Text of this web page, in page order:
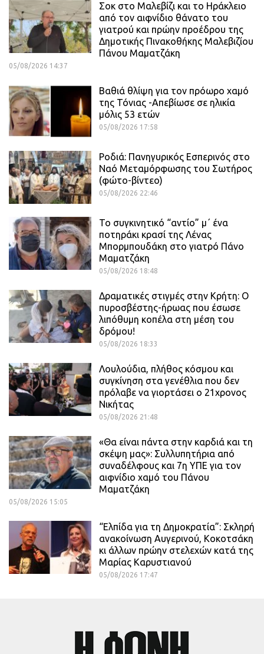
Σοκ στο Μαλεβίζι και το Ηράκλειο
από τον αιφνίδιο θάνατο του
γιατρού και πρώην προέδρου της
Δημοτικής Πινακοθήκης Μαλεβιζίου
Πάνου Μαματζάκη
05/08/2026 14:37
Βαθιά θλίψη για τον πρόωρο χαμό
της Τόνιας -Απεβίωσε σε ηλικία
μόλις 53 ετών
05/08/2026 17:58
Ροδιά: Πανηγυρικός Εσπερινός στο
Ναό Μεταμόρφωσης του Σωτήρος
(φώτο-βίντεο)
05/08/2026 22:46
Το συγκινητικό “αντίο” μ΄ ένα
ποτηράκι κρασί της Λένας
Μπορμπουδάκη στο γιατρό Πάνο
Μαματζάκη
05/08/2026 18:48
Δραματικές στιγμές στην Κρήτη: Ο
πυροσβέστης-ήρωας που έσωσε
λιπόθυμη κοπέλα στη μέση του
δρόμου!
05/08/2026 18:33
Λουλούδια, πλήθος κόσμου και
συγκίνηση στα γενέθλια που δεν
πρόλαβε να γιορτάσει ο 21χρονος
Νικήτας
05/08/2026 21:48
«Θα είναι πάντα στην καρδιά και τη
σκέψη μας»: Συλλυπητήρια από
συναδέλφους και 7η ΥΠΕ για τον
αιφνίδιο χαμό του Πάνου
Μαματζάκη
05/08/2026 15:05
“Ελπίδα για τη Δημοκρατία”: Σκληρή
ανακοίνωση Αυγερινού, Κοκοτσάκη
κι άλλων πρώην στελεχών κατά της
Μαρίας Καρυστιανού
05/08/2026 17:47